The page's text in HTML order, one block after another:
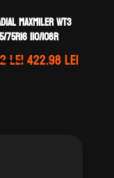
MAXMILER WT3
75R16 110/108R
leiPrețul
422.98leiPrețul